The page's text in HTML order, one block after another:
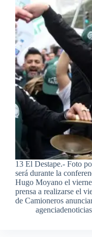
13 El Destape.- Foto
será durante la
Hugo Moyano el
prensa a realizarse el
de Camioneros
agenciadenoticias